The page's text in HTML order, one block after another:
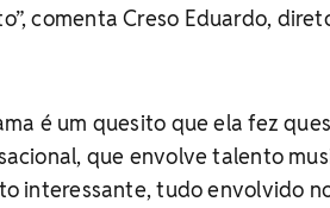
comenta Creso Eduardo,
é um quesito que ela fez
que envolve talento
interessante, tudo envolvido